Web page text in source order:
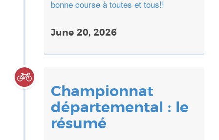
bonne course à toutes et tous!!
June 20, 2026
Championnat
départemental : le
résumé